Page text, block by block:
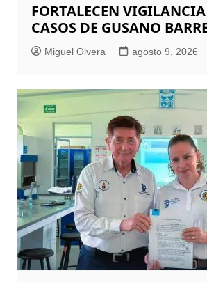
FORTALECEN
CASOS DE GUSANO
Miguel Olvera agosto 9, 2026